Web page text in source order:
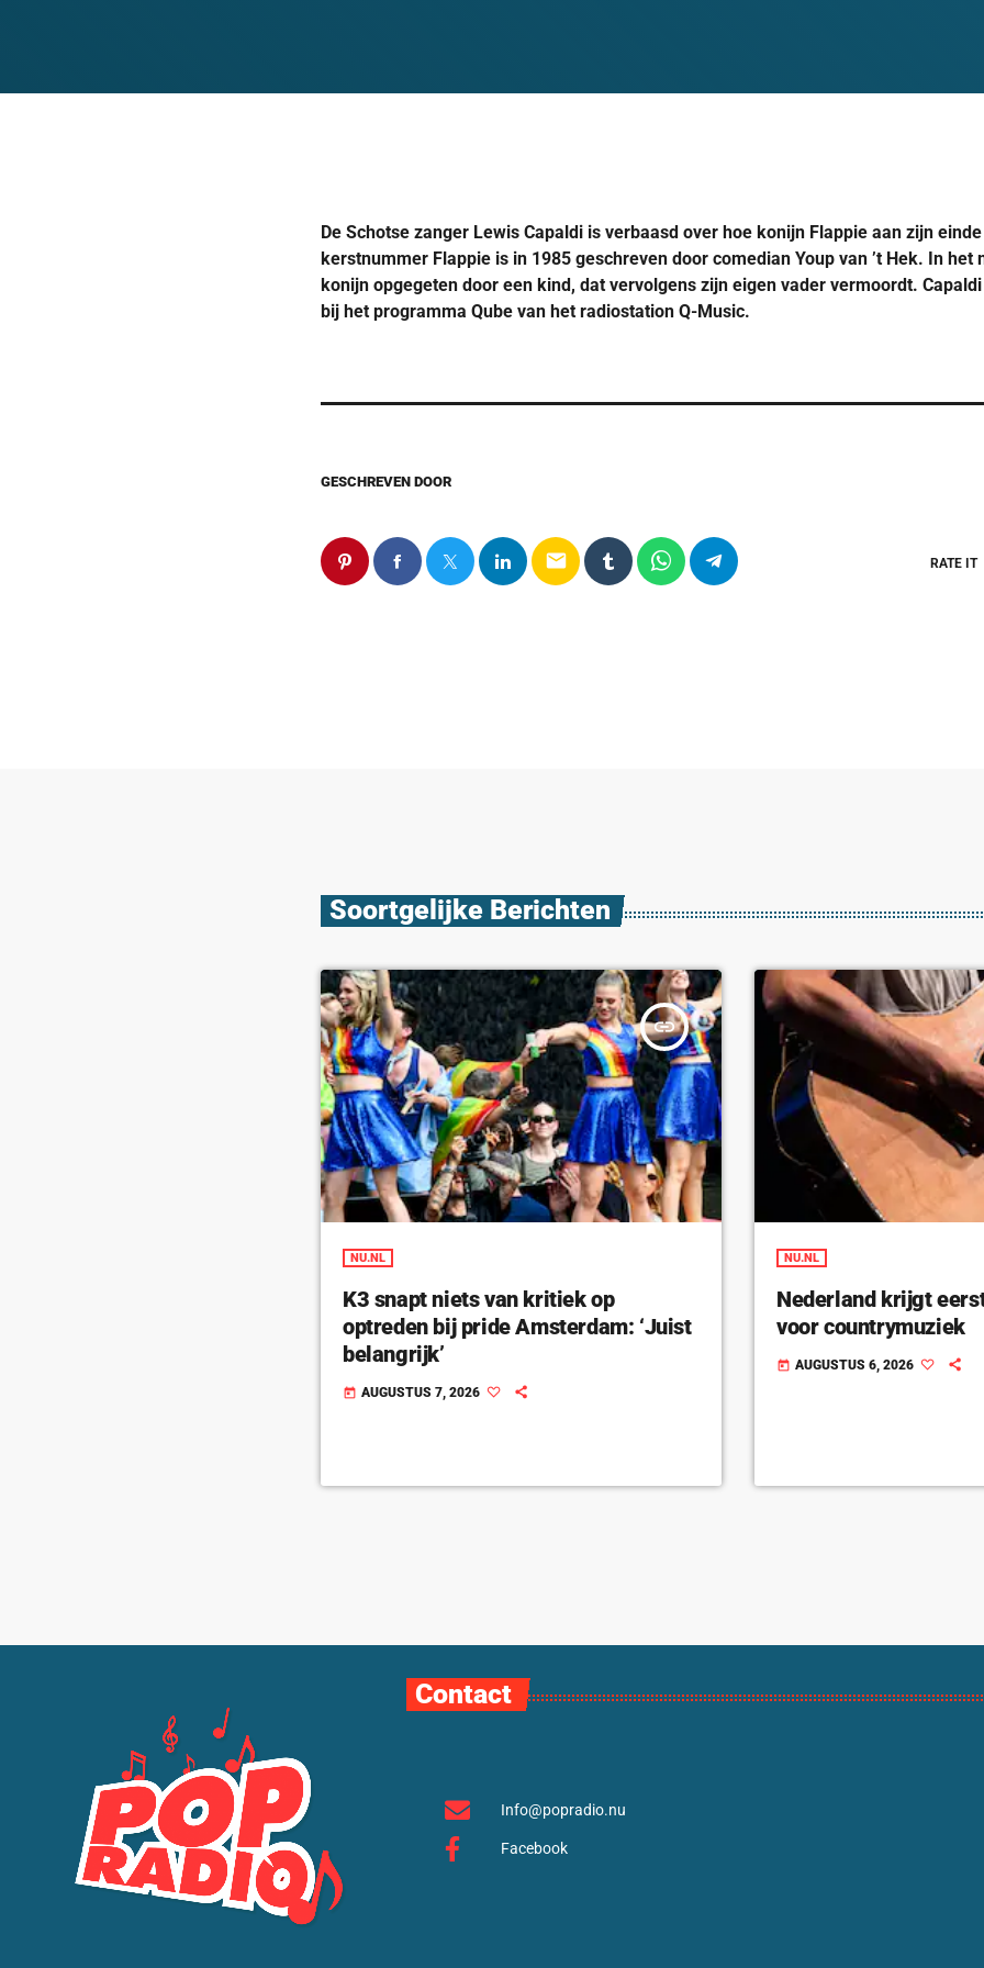
De Schotse zanger Lewis Capaldi is verbaasd over hoe konijn Flappie aan zijn
kerstnummer Flappie is in 1985 geschreven door comedian Youp van ’t Hek. In het
konijn opgegeten door een kind, dat vervolgens zijn eigen vader vermoordt.
bij het programma Qube van het radiostation Q-Music.
GESCHREVEN DOOR
email RATE IT
Soortgelijke Berichten
insert_link
NU.NL
K3 snapt niets van kritiek op
optreden bij pride Amsterdam: ‘Juist
belangrijk’
today AUGUSTUS 7, 2026
NU.NL
Nederland krijgt
voor countrymuziek
today AUGUSTUS 6, 2026
Contact
Info@popradio.nu
Facebook